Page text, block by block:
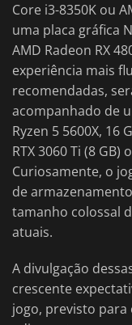
Core i3-8350K ou
uma placa gráfica
AMD Radeon RX
experiência mais
recomendadas,
acompanhado de
Ryzen 5 5600X, 16
RTX 3060 Ti (8 GB)
Curiosamente, o
de
tamanho colossal
atuais.
A divulgação
crescente
jogo, previsto para